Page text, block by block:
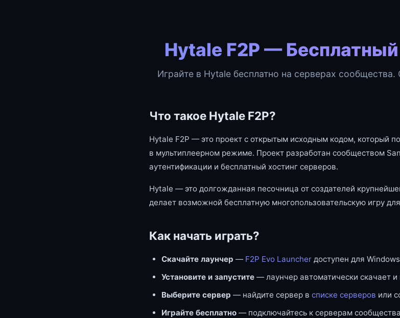
Hytale F2P —
Играйте в Hytale бесплатно на серверах
Что такое Hytale F2P?
Hytale F2P — это проект с открытым исходным кодом, который
в мультиплеерном режиме. Проект разработан сообществом
аутентификации и бесплатный хостинг серверов.
Hytale — это долгожданная песочница от создателей
делает возможной бесплатную многопользовательскую игру
Как начать играть?
Скачайте лаунчер — F2P Evo Launcher доступен для
Установите и запустите — лаунчер автоматически скачает и
Выберите сервер — найдите сервер в списке серверов или
Играйте бесплатно — подключайтесь к серверам